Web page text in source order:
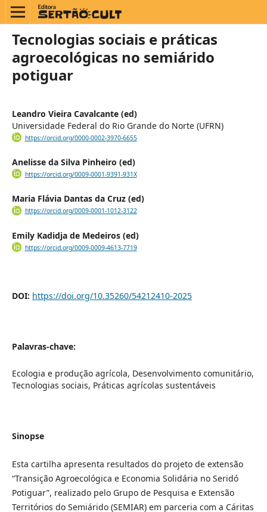
Tecnologias sociais e práticas
agroecológicas no semiárido
potiguar
Leandro Vieira Cavalcante (ed)
Universidade Federal do Rio Grande do Norte (UFRN)
https://orcid.org/0000-0002-3970-6655
Anelisse da Silva Pinheiro (ed)
https://orcid.org/0009-0001-9391-931X
Maria Flávia Dantas da Cruz (ed)
https://orcid.org/0009-0001-1012-3122
Emily Kadidja de Medeiros (ed)
https://orcid.org/0009-0009-4613-7719
DOI: https://doi.org/10.35260/54212410-2025
Palavras-chave:
Ecologia e produção agrícola, Desenvolvimento comunitário,
Tecnologias sociais, Práticas agrícolas sustentáveis
Sinopse
Esta cartilha apresenta resultados do projeto de extensão
“Transição Agroecológica e Economia Solidária no Seridó
Potiguar”, realizado pelo Grupo de Pesquisa e Extensão
Territórios do Semiárido (SEMIAR) em parceria com a Cáritas